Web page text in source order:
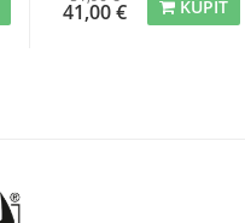
41,00 € KÚPIŤ